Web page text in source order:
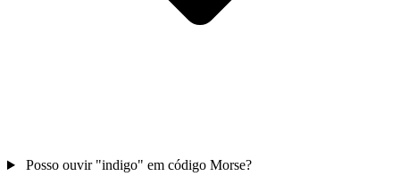
Posso ouvir "indigo" em código Morse?